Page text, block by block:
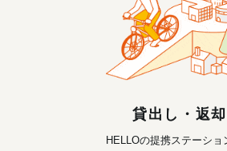
貸出し・返却
HELLOの提携ステーショ